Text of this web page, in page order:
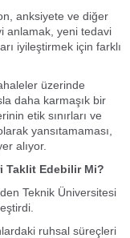
anksiyete ve diğer
anlamak, yeni tedavi
iyileştirmek için farklı
üzerinde
daha karmaşık bir
etik sınırları ve
yansıtamaması,
alıyor.
Taklit Edebilir Mi?
Teknik Üniversitesi
ruhsal süreçleri